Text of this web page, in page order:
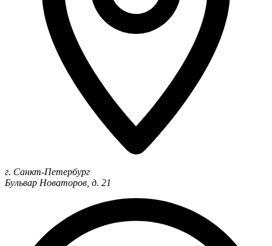
г. Санкт-Петербург
Бульвар Новаторов, д. 21